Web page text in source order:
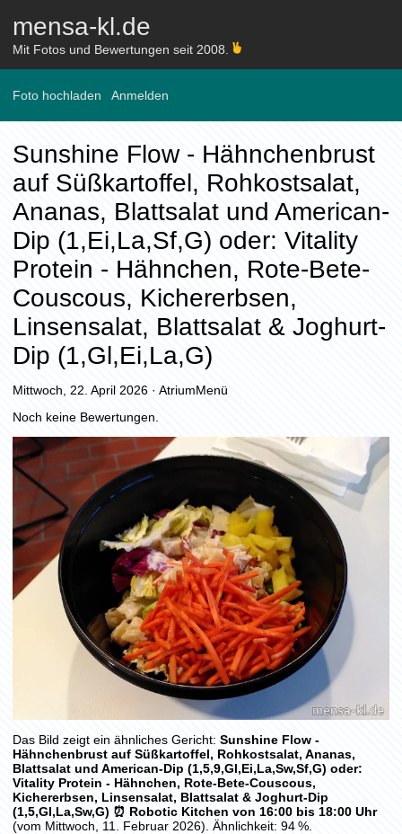
mensa-kl.de
Mit Fotos und Bewertungen seit 2008.
Foto hochladen Anmelden
Sunshine Flow - Hähnchenbrust
auf Süßkartoffel, Rohkostsalat,
Ananas, Blattsalat und American-
Dip (1,Ei,La,Sf,G) oder: Vitality
Protein - Hähnchen, Rote-Bete-
Couscous, Kichererbsen,
Linsensalat, Blattsalat & Joghurt-
Dip (1,Gl,Ei,La,G)
Mittwoch, 22. April 2026 · AtriumMenü
Noch keine Bewertungen.
Das Bild zeigt ein ähnliches Gericht: Sunshine Flow -
Hähnchenbrust auf Süßkartoffel, Rohkostsalat, Ananas,
Blattsalat und American-Dip (1,5,9,Gl,Ei,La,Sw,Sf,G) oder:
Vitality Protein - Hähnchen, Rote-Bete-Couscous,
Kichererbsen, Linsensalat, Blattsalat & Joghurt-Dip
(1,5,Gl,La,Sw,G) ⏰ Robotic Kitchen von 16:00 bis 18:00 Uhr
(vom Mittwoch, 11. Februar 2026). Ähnlichkeit: 94 %.